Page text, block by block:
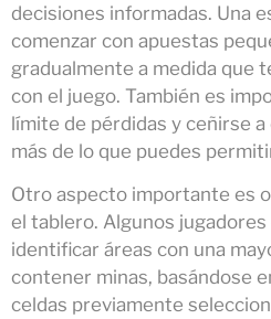
decisiones informadas. Una
comenzar con apuestas
gradualmente a medida que
con el juego. También es
límite de pérdidas y ceñirse
más de lo que puedes
Otro aspecto importante es
el tablero. Algunos
identificar áreas con una
contener minas, basándose
celdas previamente